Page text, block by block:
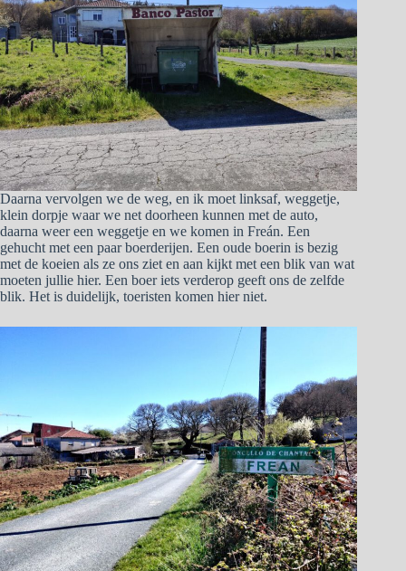
Daarna vervolgen we de weg, en ik moet linksaf, weggetje,
klein dorpje waar we net doorheen kunnen met de auto,
daarna weer een weggetje en we komen in Freán. Een
gehucht met een paar boerderijen. Een oude boerin is bezig
met de koeien als ze ons ziet en aan kijkt met een blik van wat
moeten jullie hier. Een boer iets verderop geeft ons de zelfde
blik. Het is duidelijk, toeristen komen hier niet.